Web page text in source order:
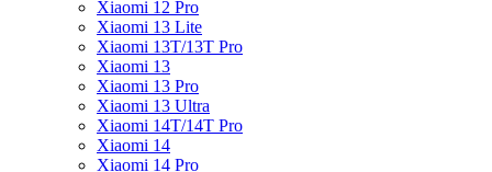
Xiaomi 12 Pro
Xiaomi 13 Lite
Xiaomi 13T/13T Pro
Xiaomi 13
Xiaomi 13 Pro
Xiaomi 13 Ultra
Xiaomi 14T/14T Pro
Xiaomi 14
Xiaomi 14 Pro